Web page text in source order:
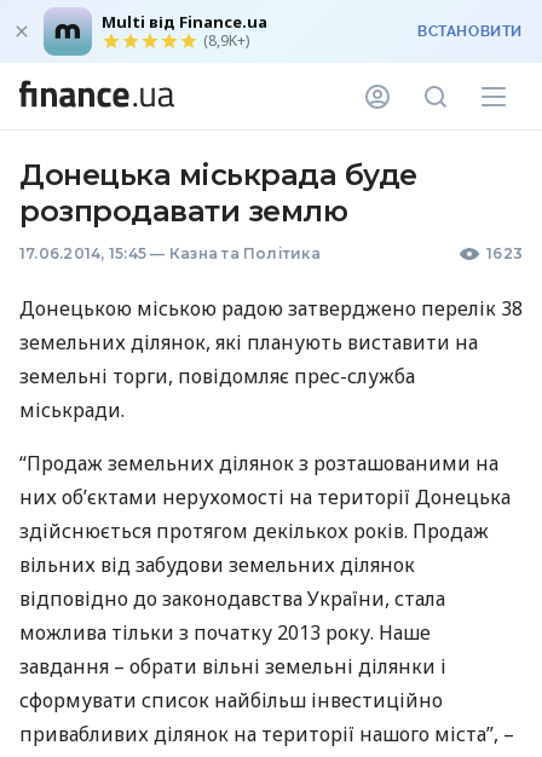
Multi від Finance.ua
(8,9K+) ВСТАНОВИТИ
Донецька міськрада буде
розпродавати землю
17.06.2014, 15:45 — Казна та Політика 1623
Донецькою міською радою затверджено перелік 38
земельних ділянок, які планують виставити на
земельні торги, повідомляє прес-служба
міськради.
“Продаж земельних ділянок з розташованими на
них об’єктами нерухомості на території Донецька
здійснюється протягом декількох років. Продаж
вільних від забудови земельних ділянок
відповідно до законодавства України, стала
можлива тільки з початку 2013 року. Наше
завдання – обрати вільні земельні ділянки і
сформувати список найбільш інвестиційно
привабливих ділянок на території нашого міста”, –